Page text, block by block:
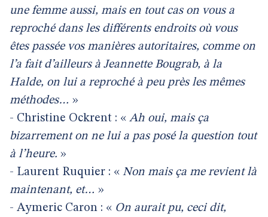
une femme aussi, mais en tout cas on vous a
reproché dans les différents endroits où vous
êtes passée vos manières autoritaires, comme on
l’a fait d’ailleurs à Jeannette Bougrab, à la
Halde, on lui a reproché à peu près les mêmes
méthodes… »
- Christine Ockrent : « Ah oui, mais ça
bizarrement on ne lui a pas posé la question tout
à l’heure. »
- Laurent Ruquier : « Non mais ça me revient là
maintenant, et… »
- Aymeric Caron : « On aurait pu, ceci dit,